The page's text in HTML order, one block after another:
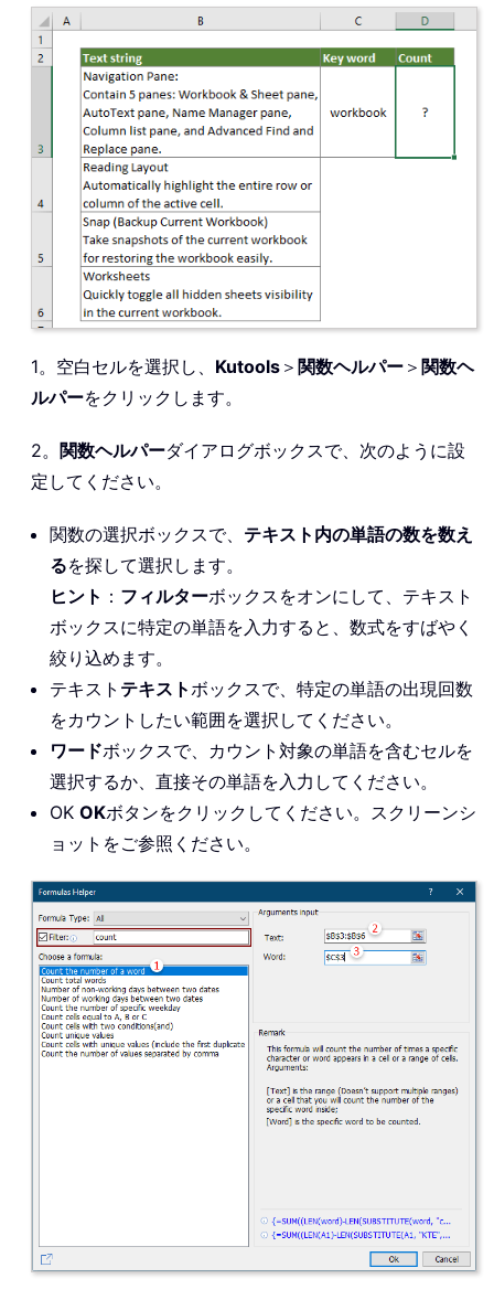
1。空白セルを選択し、 Kutools ＞ 関数ヘルパー ＞ 関数ヘ
ルパーをクリックします。
2。 関数ヘルパーダイアログボックスで、次のように設
定してください。
関数の選択ボックスで、 テキスト内の単語の数を数え
るを探して選択します。
ヒント ： フィルターボックスをオンにして、テキスト
ボックスに特定の単語を入力すると、数式をすばやく
絞り込めます。
テキスト テキスト ボックスで、特定の単語の出現回数
をカウントしたい範囲を選択してください。
ワードボックスで、カウント対象の単語を含むセルを
選択するか、直接その単語を入力してください。
OK OKボタンをクリックしてください。スクリーンシ
ョットをご参照ください。